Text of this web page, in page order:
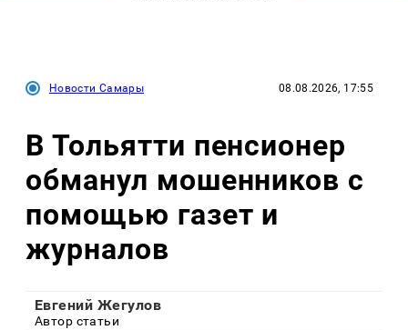
Новости Самары 08.08.2026, 17:55
В Тольятти пенсионер
обманул мошенников с
помощью газет и
журналов
Евгений Жегулов
Автор статьи